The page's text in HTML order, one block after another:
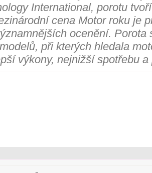
International, porotu
cena Motor roku je
ocenění.
při kterých hledala
výkony, nejnižší spotřebu